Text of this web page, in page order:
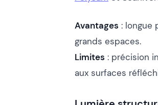
Avantages : longue
grands espaces.
Limites : précision
aux surfaces